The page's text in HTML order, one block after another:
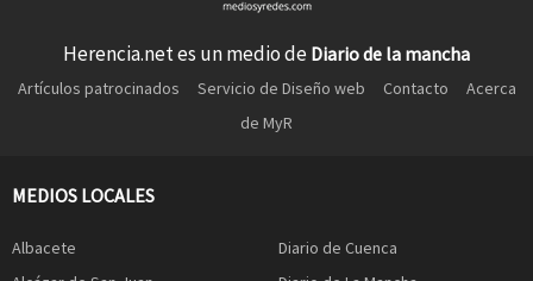
Herencia.net es un medio de Diario de la mancha
Artículos patrocinados Servicio de Diseño web Contacto
Acerca
de MyR
MEDIOS LOCALES
Albacete
Diario de Cuenca